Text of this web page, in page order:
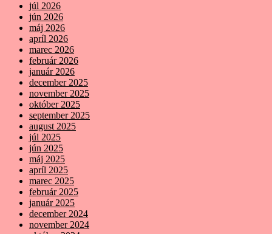
júl 2026
jún 2026
máj 2026
apríl 2026
marec 2026
február 2026
január 2026
december 2025
november 2025
október 2025
september 2025
august 2025
júl 2025
jún 2025
máj 2025
apríl 2025
marec 2025
február 2025
január 2025
december 2024
november 2024